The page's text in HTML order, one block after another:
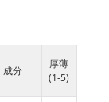
成分
厚薄
(1-5)